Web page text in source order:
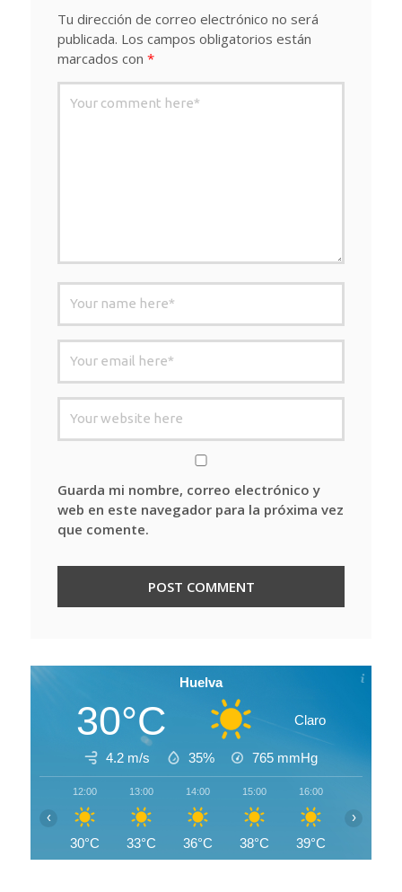
Tu dirección de correo electrónico no será
publicada. Los campos obligatorios están
marcados con *
Guarda mi nombre, correo electrónico y
web en este navegador para la próxima vez
que comente.
Huelva
30°C Claro
4.2 m/s 35% 765 mmHg
12:00
30°C
13:00
33°C
14:00
36°C
15:00
38°C
16:00
39°C
‹ ›